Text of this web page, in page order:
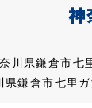
神
川県鎌倉市七
県鎌倉市七里